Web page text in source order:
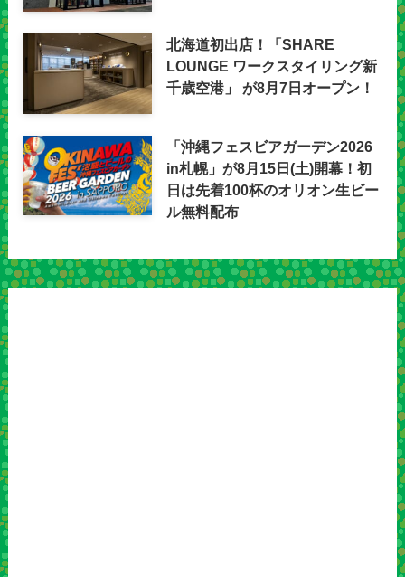
北海道初出店！「SHARE
LOUNGE ワークスタイリング新
千歳空港」 が8月7日オープン！
「沖縄フェスビアガーデン2026
in札幌」が8月15日(土)開幕！初
日は先着100杯のオリオン生ビー
ル無料配布